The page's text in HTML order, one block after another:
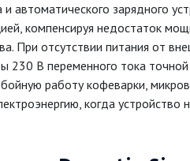
автоматического зарядного
компенсируя недостаток
При отсутствии питания от
230 В переменного тока
работу кофеварки,
когда устройство